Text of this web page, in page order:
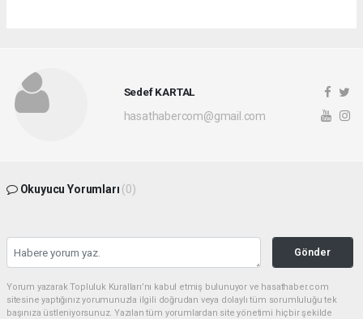
Sedef KARTAL
hasathabercom@gmail.com
Okuyucu Yorumları (0)
Gönder
Yorum yazarak Topluluk Kuralları’nı kabul etmiş bulunuyor ve hasathaber.com
sitesine yaptığınız yorumunuzla ilgili doğrudan veya dolaylı tüm sorumluluğu tek
başınıza üstleniyorsunuz. Yazılan tüm yorumlardan site yönetimi hiçbir şekilde